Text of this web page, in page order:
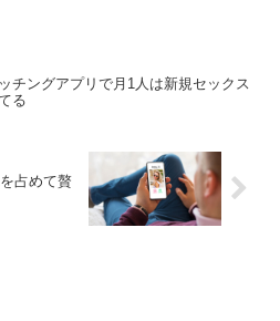
チングアプリで月1人は新規セックス
る
占めて贅